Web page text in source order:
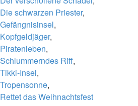
Die schwarzen Priester,
Gefängnisinsel,
Kopfgeldjäger,
Piratenleben,
Schlummerndes Riff,
Tikki-Insel,
Tropensonne,
Rettet das Weihnachtsfest